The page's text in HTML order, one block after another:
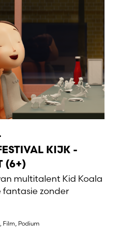
KIJK -
(6+)
multitalent Kid Koala
fantasie zonder
, Film, Podium